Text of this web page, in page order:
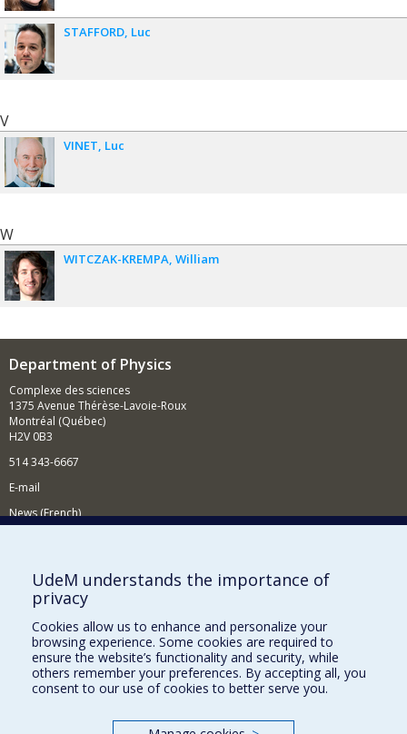
STAFFORD Luc
V
VINET Luc
W
WITCZAK-KREMPA William
Department of Physics
Complexe des sciences
1375 Avenue Thérèse-Lavoie-Roux
Montréal (Québec)
H2V 0B3
514 343-6667
E-mail
News (French)
Supporting the Department
NEED HELP?
Site map
Report a problem
Accessibility
UdeM understands the importance of
privacy
Cookies allow us to enhance and personalize your
browsing experience. Some cookies are required to
ensure the website’s functionality and security, while
others remember your preferences. By accepting all, you
consent to our use of cookies to better serve you.